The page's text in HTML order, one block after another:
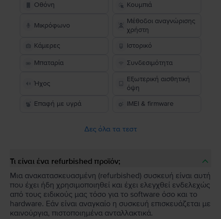
Οθόνη Κουμπιά
Μικρόφωνο
Μέθοδοι αναγνώρισης
χρήστη
Κάμερες
Ιστορικό
Μπαταρία Συνδεσιμότητα
Ήχος
Εξωτερική αισθητική
όψη
Επαφή με υγρά
IMEI & firmware
Δες όλα τα τεστ
Τι είναι ένα refurbished προϊόν;
Μια ανακατασκευασμένη (refurbished) συσκευή είναι αυτή
που έχει ήδη χρησιμοποιηθεί και έχει ελεγχθεί ενδελεχώς
από τους ειδικούς μας τόσο για το software όσο και το
hardware. Εάν είναι αναγκαίο η συσκευή επισκευάζεται με
καινούργια, πιστοποιημένα ανταλλακτικά.